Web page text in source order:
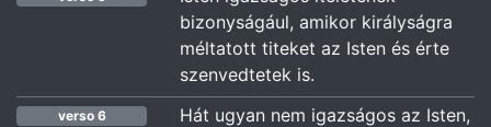
bizonyságául, amikor királyságra
méltatott titeket az Isten és érte
szenvedtetek is.
verso 6
Hát ugyan nem igazságos az Isten,